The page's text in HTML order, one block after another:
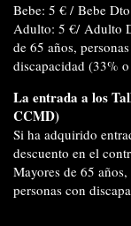
Bebe: 5 € / Bebe
Adulto: 5 €/ Adulto
de 65 años,
discapacidad (33%
La entrada a los
CCMD)
Si ha adquirido
descuento en el
Mayores de 65
personas con